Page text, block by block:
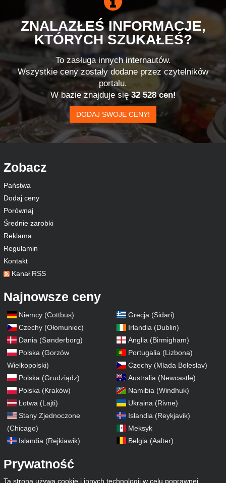
ZNALAZŁEŚ INFORMACJE,
KTÓRYCH SZUKAŁEŚ?
To zasługa innych internautów.
Wszystkie ceny zostały dodane przez czytelników
portalu.
W bazie znajduje się32 528 cen!
DODAJ SWOJE CENY!
Zobacz
Państwa
Dodaj ceny
Porównaj
Średnie zarobki
Reklama
Regulamin
Kontakt
Kanał RSS
Najnowsze ceny
Niemcy (Cottbus)
Czechy (Ołomuniec)
Dania (Sønderborg)
Polska (Gorzów
Wielkopolski)
Polska (Grudziądz)
Polska (Kraków)
Łotwa (Lajti)
Stany Zjednoczone
(Chicago)
Islandia (Rejkiawik)
Grecja (Sidari)
Irlandia (Dublin)
Anglia (Birmigham)
Portugalia (Lizbona)
Czechy (Mlada Boleslav)
Australia (Newcastle)
Namibia (Windhuk)
Ukraina (Rivne)
Islandia (Reykjavik)
Meksyk
Belgia (Aalter)
Prywatność
Ta strona używa cookie i innych technologii w celu poprawnej